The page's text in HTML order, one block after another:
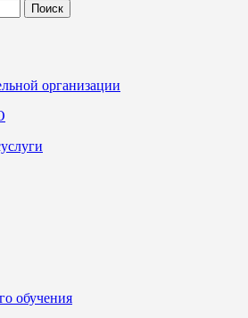
организации
обучения